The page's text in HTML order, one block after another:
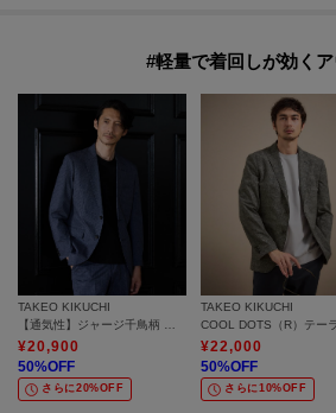
#軽量で着回しが効く
TAKEO KIKUCHI
【通気性】ジャージ千鳥柄 ジャケット
¥20,900
50%OFF
さらに20%OFF
TAKEO KIKUCHI
¥22,000
50%OFF
さらに10%OFF